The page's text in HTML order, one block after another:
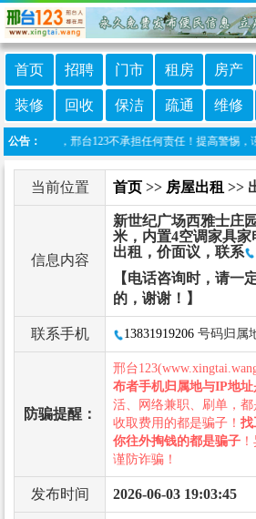
首页 招聘 门市 租房 房产
装修 回收 保洁 疏通 维修
公告：
行发布，邢台123不承担任何责任！提高警惕，
当前位置 首页 >> 房屋出租 >>
信息内容
新世纪广场西雅士庄
米，内置4空调家具家
出租，价面议，联系
【电话咨询时，请一
的，谢谢！】
联系手机 13831919206 号码归属
防骗提醒：
邢台
布者手机归属地与IP地
活、网络兼职、刷单，
收取费用的都是骗子！ 找
你往外掏钱的都是骗子
谨防诈骗！
发布时间 2026-06-03 19:03:45